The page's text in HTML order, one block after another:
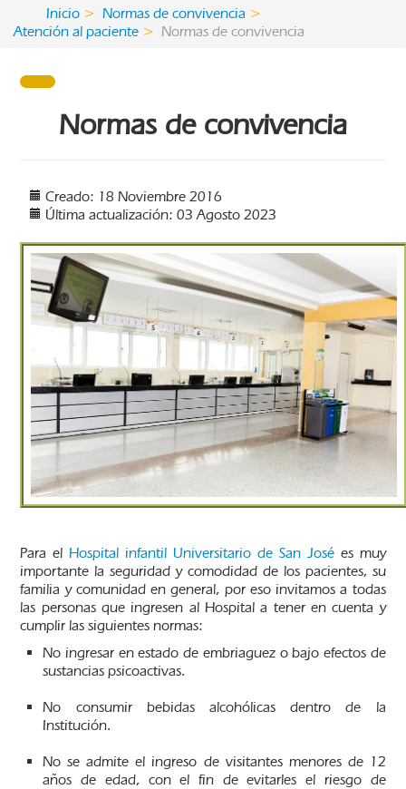
Inicio
Normas de convivencia
Atención al paciente
Normas de convivencia
Normas de convivencia
Creado: 18 Noviembre 2016
Última actualización: 03 Agosto 2023
Para elHospital infantil Universitario de San Josées muy
importante la seguridad y comodidad de los pacientes, su
familia y comunidad en general, por eso invitamos a todas
las personas que ingresen al Hospital a tener en cuenta y
cumplir las siguientes normas:
No ingresar en estado de embriaguez o bajo efectos de
sustancias psicoactivas.
No consumir bebidas alcohólicas dentro de la
Institución.
No se admite el ingreso de visitantes menores de 12
años de edad, con el fin de evitarles el riesgo de